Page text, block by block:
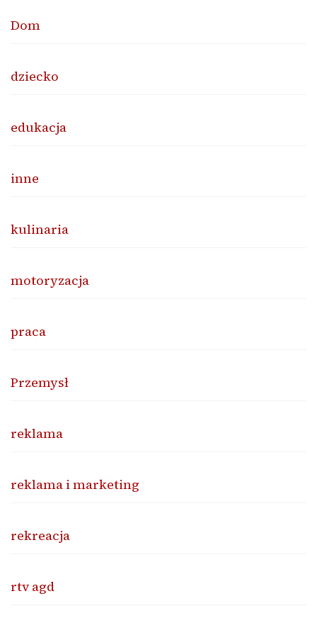
Dom
dziecko
edukacja
inne
kulinaria
motoryzacja
praca
Przemysł
reklama
reklama i marketing
rekreacja
rtv agd